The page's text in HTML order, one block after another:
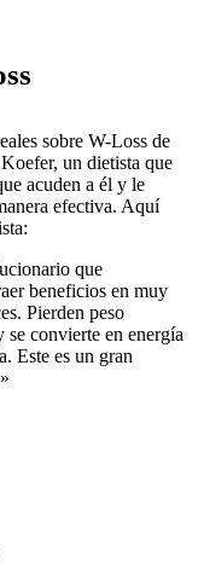
sobre W-Loss de
un dietista que
acuden a él y le
efectiva. Aquí
que
beneficios en muy
Pierden peso
se convierte en energía
Este es un gran